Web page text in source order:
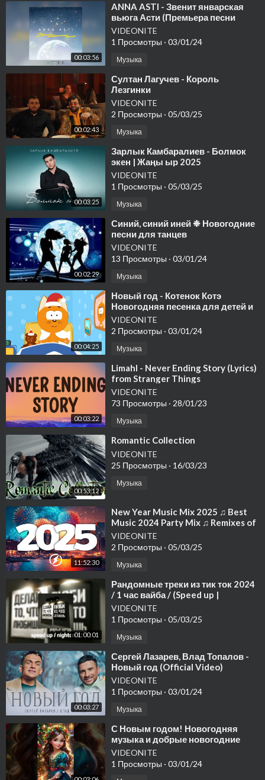
00:03:56
⁣ANNA ASTI - Звенит январская
вьюга Асти (Премьера песни
2022)
VIDEONITE
1 Просмотры · 03/01/24
Музыка
00:02:43
⁣Султан Лагучев - Король
Лезгинки
VIDEONITE
2 Просмотры · 05/03/25
Музыка
00:03:25
⁣Зарлык Камбаралиев - Болмок
экен | Жаңы ыр 2025
VIDEONITE
1 Просмотры · 05/03/25
Музыка
00:02:29
⁣Синий, синий иней ❉ Новогодние
песни для танцев
VIDEONITE
13 Просмотры · 03/01/24
Музыка
00:04:25
⁣Новый год - Котенок Котэ
Новогодняя песенка для детей и
взрослых
VIDEONITE
2 Просмотры · 03/01/24
Музыка
00:03:22
⁣Limahl - Never Ending Story (Lyrics)
from Stranger Things
VIDEONITE
73 Просмотры · 28/01/23
Музыка
00:53:12
⁣Romantic Collection
VIDEONITE
25 Просмотры · 16/03/23
Музыка
11:52:30
⁣New Year Music Mix 2025 ♫ Best
Music 2024 Party Mix ♫ Remixes of
Popular Songs
VIDEONITE
2 Просмотры · 05/03/25
Музыка
01:00:01
⁣Рандомные треки из тик ток 2024
/ 1 час вайба / (Speed up |
Nightcore)
VIDEONITE
1 Просмотры · 05/03/25
Музыка
00:03:27
⁣Сергей Лазарев, Влад Топалов -
Новый год (Official Video)
VIDEONITE
1 Просмотры · 03/01/24
Музыка
⁣С Новым годом! Новогодняя
музыка и добрые новогодние
открытки
VIDEONITE
1 Просмотры · 03/01/24